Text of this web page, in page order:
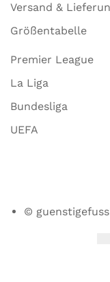
Versand &
Größentabelle
Premier League
La Liga
Bundesliga
UEFA
©